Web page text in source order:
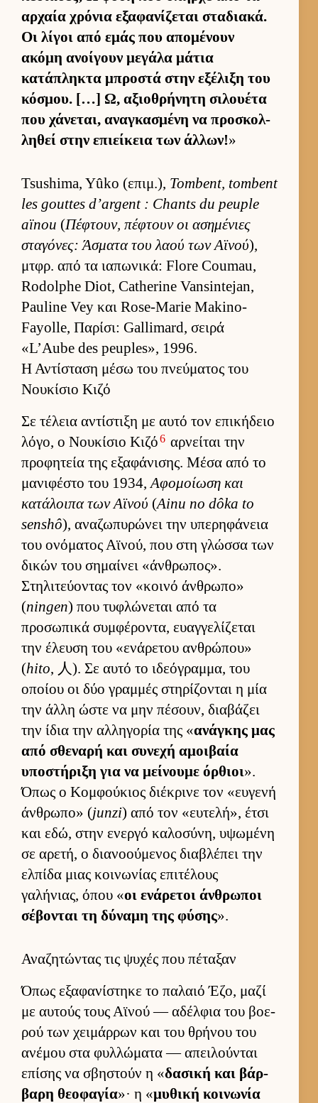
αρ­χαία χρόνια εξαφανίζεται σταδια­κά.
Οι λίγοι από εμάς που απομένουν
ακόμη ανοί­γουν μεγάλα μάτια
κατάπληκτα μπροστά στην εξέλιξη του
κόσμου. […] Ω, αξιο­θρήνητη σιλου­έτα
που χάνεται, αναγκασμένη να προσκολ­
ληθεί στην επιεί­κεια των άλ­λων!»
Tsushima, Yûko (επιμ.), Tombent, tombent
les gouttes d’argent : Chants du peuple
aïnou (Πέφτουν, πέφτουν οι ασημένιες
σταγόνες: Άσματα του λαού των Αϊνού),
μτ­φρ. από τα ια­πωνικά: Flore Coumau,
Rodolphe Diot, Catherine Vansintejan,
Pauline Vey και Rose-Marie Makino-
Fayolle, Παρίσι: Gallimard, σειρά
«L’Aube des peuples», 1996.
Η Αντίσταση μέσω του πνεύματος του
Νουκίσιο Κιζό
Σε τέλεια αντίστιξη με αυτό τον επικήδειο
λόγο, ο Νου­κίσιο Κιζό6 αρ­νεί­ται την
προφητεία της εξαφάνισης. Μέσα από το
μανιφέστο του 1934,Αφομοί­ωση και
κατάλοιπα των Αϊνού (Ainu no dôka to
senshô), αναζωπυρώνει την υπερηφάνεια
του ονόματος Αϊνού, που στη γλώσσα των
δικών του σημαί­νει «άν­θρωπος».
Στηλιτεύ­οντας τον «κοινό άν­θρωπο»
(ningen) που τυφλώνεται από τα
προσωπικά συμ­φέροντα, ευαγ­γελίζεται
την έλευση του «ενάρετου αν­θρώπου»
(hito, 人). Σε αυτό το ιδεόγραμ­μα, του
οποίου οι δύο γραμ­μές στηρίζονται η μία
την άλλη ώστε να μην πέσουν, δια­βάζει
την ίδια την αλ­ληγορία της «ανάγκης μας
από σθεναρή και συνεχή αμοι­βαία
υποστήριξη για να μεί­νουμε όρ­θιοι».
Όπως ο Κομ­φού­κιος διέκρινε τον «ευ­γενή
άν­θρωπο» (junzi) από τον «ευ­τελή», έτσι
και εδώ, στην ενεργό καλοσύνη, υψωμένη
σε αρετή, ο δια­νοού­μενος δια­βλέπει την
ελ­πίδα μιας κοι­νωνίας επιτέλους
γαλήνιας, όπου «οι ενάρετοι άν­θρωποι
σέβονται τη δύναμη της φύσης».
Αναζητώντας τις ψυχές που πέταξαν
Όπως εξαφανίστηκε το παλαιό Έζο, μαζί
με αυ­τούς τους Αϊνού — αδέλ­φια του βοε­
ρού των χει­μάρ­ρων και του θρήνου του
ανέμου στα φυλ­λώματα — απει­λού­νται
επίσης να σβηστούν η «δασική και βάρ­
βαρη θεοφαγία»· η «μυθική κοι­νωνία